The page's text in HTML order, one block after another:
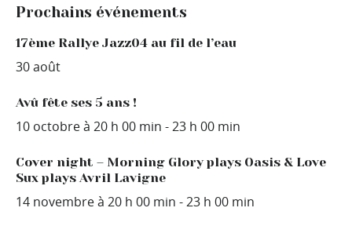
Prochains événements
17ème Rallye Jazz04 au fil de l’eau
30 août
Avû fête ses 5 ans !
10 octobre à 20 h 00 min -23 h 00 min
Cover night – Morning Glory plays Oasis & Love
Sux plays Avril Lavigne
14 novembre à 20 h 00 min -23 h 00 min